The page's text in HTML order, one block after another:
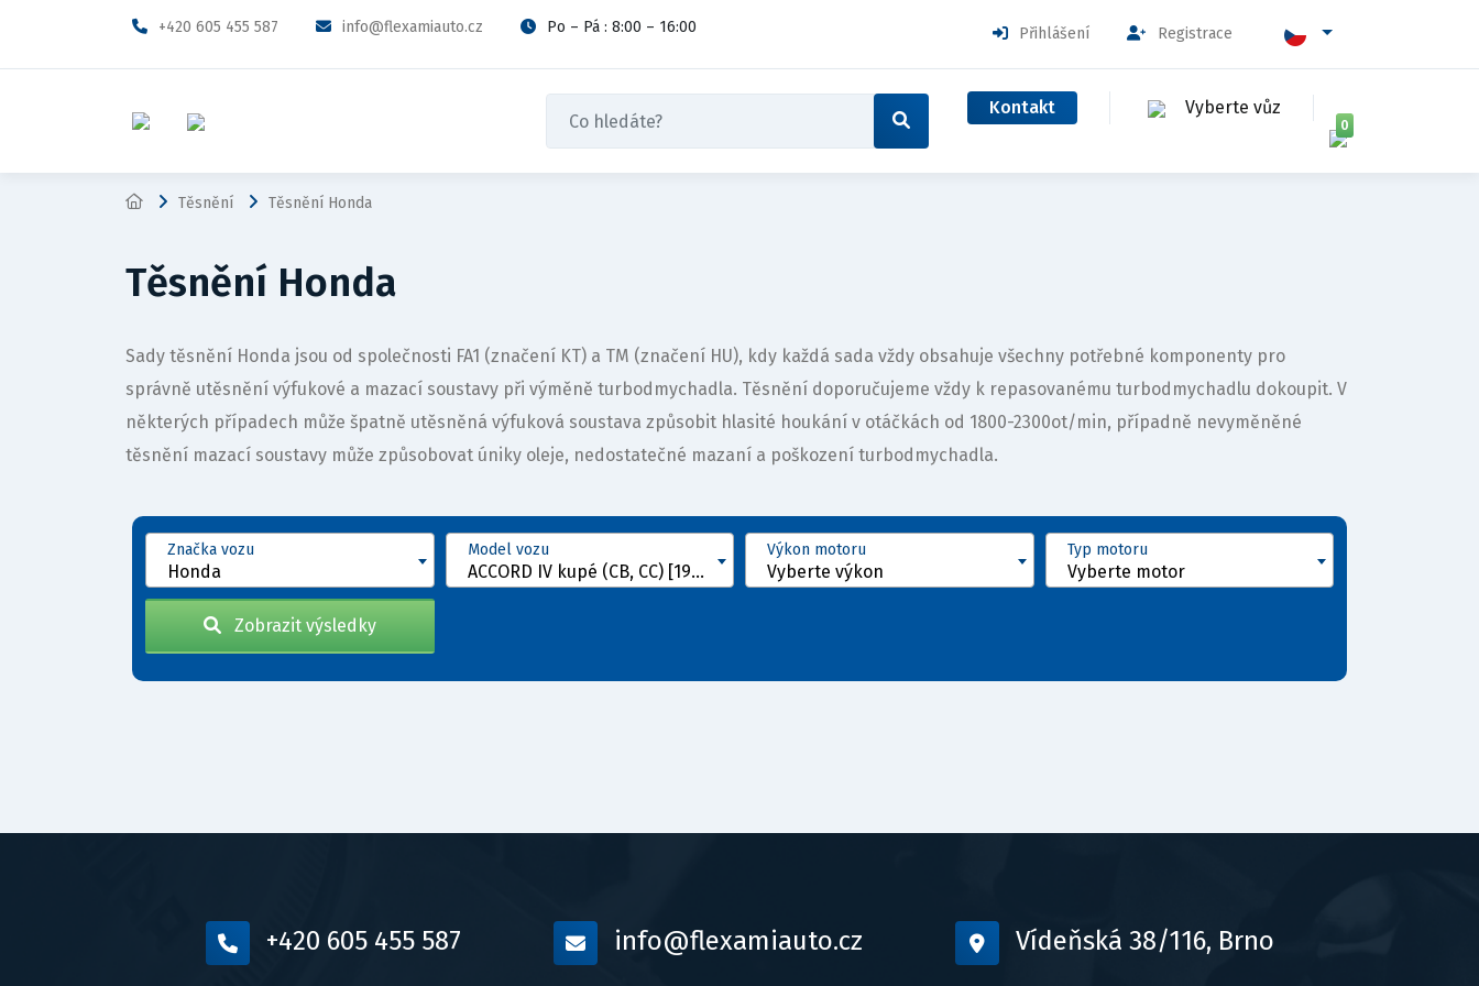
+420 605 455 587 info@flexamiauto.cz Po – Pá : 8:00 – 16:00 Přihlášení Registrace
Kontakt Vyberte vůz
0
Těsnění Těsnění Honda
Těsnění Honda
Sady těsnění Honda jsou od společnosti FA1 (značení KT) a TM (značení HU), kdy každá sada vždy obsahuje všechny potřebné komponenty pro
správně utěsnění výfukové a mazací soustavy při výměně turbodmychadla. Těsnění doporučujeme vždy k repasovanému turbodmychadlu dokoupit. V
některých případech může špatně utěsněná výfuková soustava způsobit hlasité houkání v otáčkách od 1800-2300ot/min, případně nevyměněné
těsnění mazací soustavy může způsobovat úniky oleje, nedostatečné mazaní a poškození turbodmychadla.
Honda
Značka vozu
ACCORD IV kupé (CB, CC) [1989 - 1993]
Model vozu
Vyberte výkon
Výkon motoru
Vyberte motor
Typ motoru
Zobrazit výsledky
+420 605 455 587 info@flexamiauto.cz Vídeňská 38/116, Brno